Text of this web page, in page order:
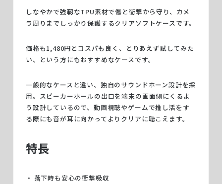
しなやかで強靱なTPU素材で傷と衝撃から守り、カメ
ラ周りまでしっかり保護するクリアソフトケースです。
価格も1,480円とコスパも良く、とりあえず試してみた
い、という方にもおすすめなケースです。
一般的なケースと違い、独自のサウンドホーン設計を採
用。スピーカーホールの出口を端末の画面側にくるよ
う設計しているので、動画視聴やゲームで推し活をす
る際にも音が耳に向かってよりクリアに聴こえます。
特長
落下時も安心の衝撃吸収